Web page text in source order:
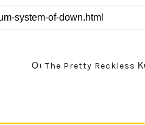
Οι The Pretty Reckless